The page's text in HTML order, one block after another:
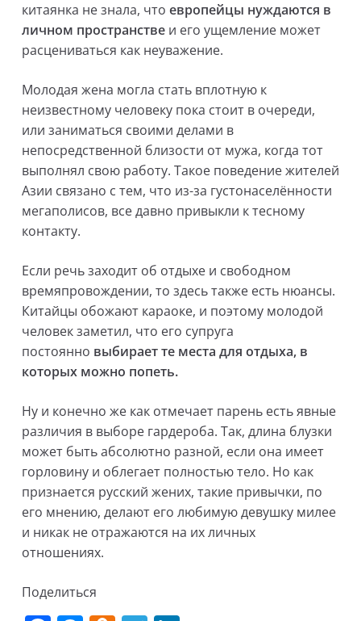
китаянка не знала, что европейцы нуждаются в
личном пространствеи его ущемление может
расцениваться как неуважение.
Молодая жена могла стать вплотную к
неизвестному человеку пока стоит в очереди,
или заниматься своими делами в
непосредственной близости от мужа, когда тот
выполнял свою работу. Такое поведение жителей
Азии связано с тем, что из-за густонаселённости
мегаполисов, все давно привыкли к тесному
контакту.
Если речь заходит об отдыхе и свободном
времяпровождении, то здесь также есть нюансы.
Китайцы обожают караоке, и поэтому молодой
человек заметил, что его супруга
постоянно выбирает те места для отдыха, в
которых можно попеть.
Ну и конечно же как отмечает парень есть явные
различия в выборе гардероба. Так, длина блузки
может быть абсолютно разной, если она имеет
горловину и облегает полностью тело. Но как
признается русский жених, такие привычки, по
его мнению, делают его любимую девушку милее
и никак не отражаются на их личных
отношениях.
Поделиться